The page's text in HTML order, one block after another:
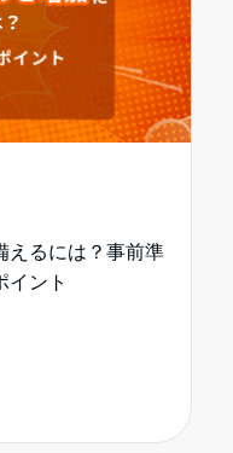
えるには？事前準
イント